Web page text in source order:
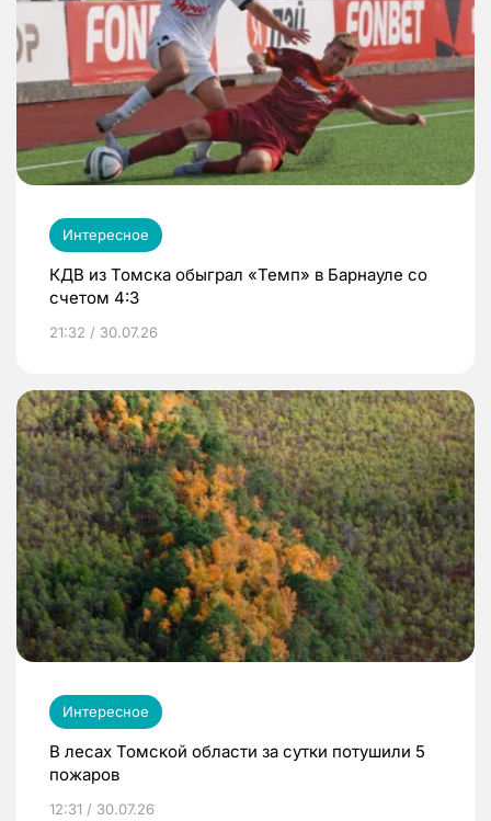
Интересное
КДВ из Томска обыграл «Темп» в Барнауле со
счетом 4:3
21:32 / 30.07.26
Интересное
В лесах Томской области за сутки потушили 5
пожаров
12:31 / 30.07.26